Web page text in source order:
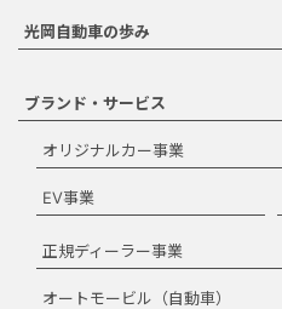
光岡自動車の歩み
ブランド・サービス
オリジナルカー事業
EV事業
正規ディーラー事業
オートモービル（自動車）